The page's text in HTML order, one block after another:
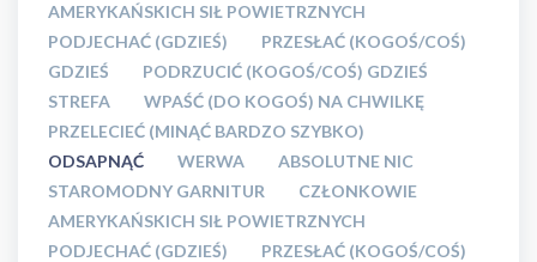
AMERYKAŃSKICH SIŁ POWIETRZNYCH
PODJECHAĆ (GDZIEŚ)
PRZESŁAĆ (KOGOŚ/COŚ)
GDZIEŚ
PODRZUCIĆ (KOGOŚ/COŚ) GDZIEŚ
STREFA
WPAŚĆ (DO KOGOŚ) NA CHWILKĘ
PRZELECIEĆ (MINĄĆ BARDZO SZYBKO)
ODSAPNĄĆ
WERWA
ABSOLUTNE NIC
STAROMODNY GARNITUR
CZŁONKOWIE
AMERYKAŃSKICH SIŁ POWIETRZNYCH
PODJECHAĆ (GDZIEŚ)
PRZESŁAĆ (KOGOŚ/COŚ)